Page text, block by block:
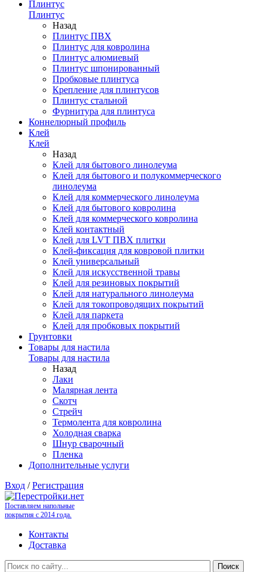
Плинтус
Плинтус
Назад
Плинтус ПВХ
Плинтус для ковролина
Плинтус алюмиевый
Плинтус шпонированный
Пробковые плинтуса
Крепление для плинтусов
Плинтус стальной
Фурнитура для плинтуса
Коннелюрный профиль
Клей
Клей
Назад
Клей для бытового линолеума
Клей для бытового и полукоммерческого
линолеума
Клей для коммерческого линолеума
Клей для бытового ковролина
Клей для коммерческого ковролина
Клей контактный
Клей для LVT ПВХ плитки
Клей-фиксация для ковровой плитки
Клей универсальный
Клей для искусственной травы
Клей для резиновых покрытий
Клей для натурального линолеума
Клей для токопроводящих покрытий
Клей для паркета
Клей для пробковых покрытий
Грунтовки
Товары для настила
Товары для настила
Назад
Лаки
Малярная лента
Скотч
Стрейч
Термолента для ковролина
Холодная сварка
Шнур сварочный
Пленка
Дополнительные услуги
Вход /Регистрация
Поставляем напольные
покрытия с 2014 года.
Контакты
Доставка